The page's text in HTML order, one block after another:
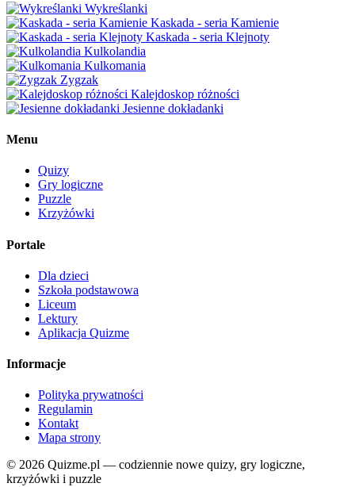
Wykreślanki
Kaskada - seria Kamienie
Kaskada - seria Klejnoty
Kulkolandia
Kulkomania
Zygzak
Kalejdoskop różności
Jesienne dokładanki
Menu
Quizy
Gry logiczne
Puzzle
Krzyżówki
Portale
Dla dzieci
Szkoła podstawowa
Liceum
Lektury
Aplikacja Quizme
Informacje
Polityka prywatności
Regulamin
Kontakt
Mapa strony
© 2026 Quizme.pl — codziennie nowe quizy, gry logiczne,
krzyżówki i puzzle